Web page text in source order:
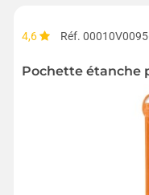
4,6 Réf.
Pochette étanche